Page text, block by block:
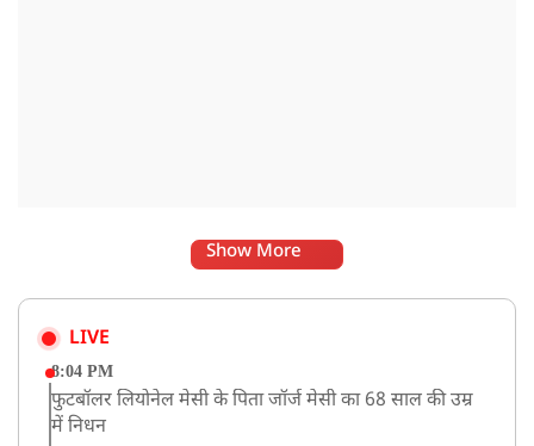
Show More
LIVE
8:04 PM
फुटबॉलर लियोनेल मेसी के पिता जॉर्ज मेसी का 68 साल की उम्र
में निधन